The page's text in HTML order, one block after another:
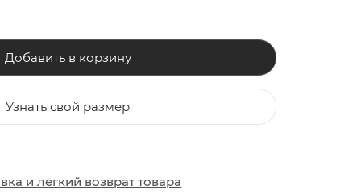
ОБУВЬ
ОБУВЬ
Добавить в корзину
Узнать свой размер
илегкий возврат товара